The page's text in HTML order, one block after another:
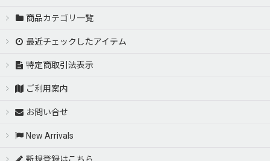
商品カテゴリ一覧
最近チェックしたアイテム
特定商取引法表示
ご利用案内
お問い合せ
New Arrivals